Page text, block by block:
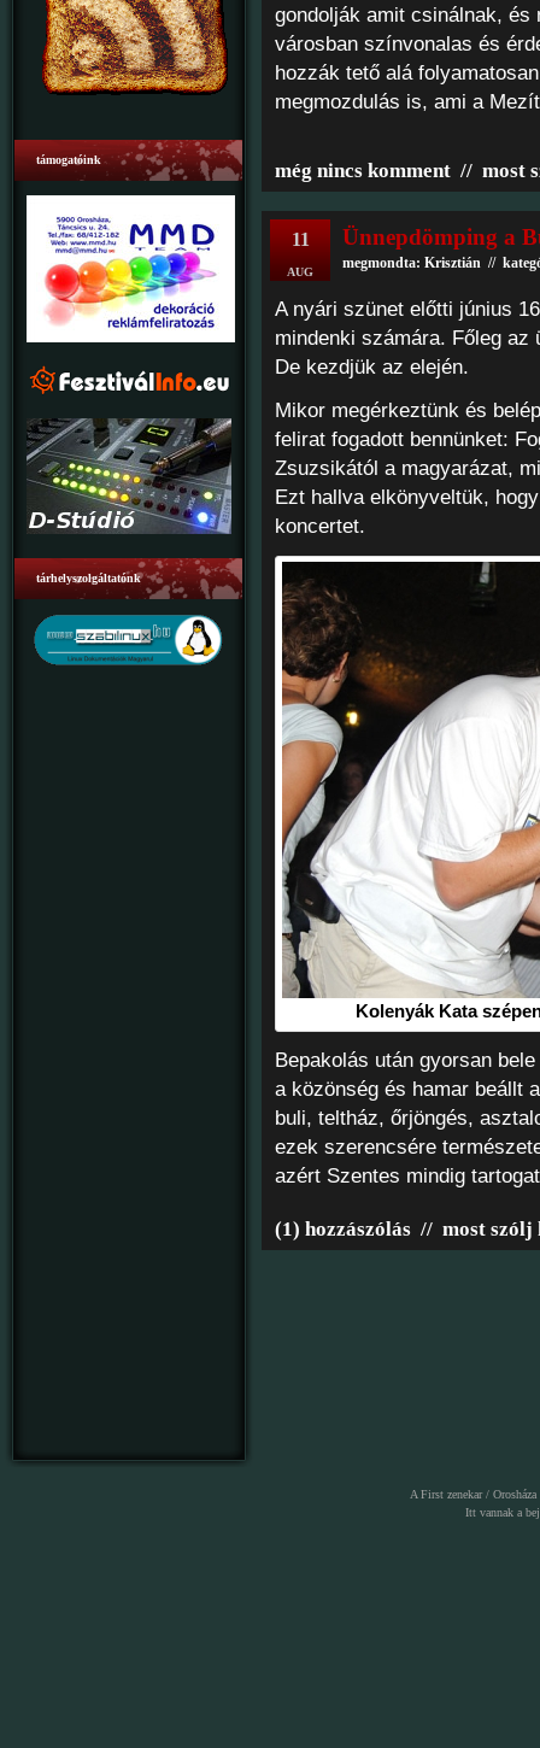
támogatóink
tárhelyszolgáltatónk
gondolják amit csinálnak,
városban színvonalas és
hozzák tető alá
megmozdulás is, ami a
még nincs komment // most
11
AUG
Ünnepdömping a
megmondta: Krisztián //
A nyári szünet előtti június
mindenki számára. Főleg
De kezdjük az elején.
Mikor megérkeztünk és
felirat fogadott bennünket:
Zsuzsikától a magyarázat,
Ezt hallva elkönyveltük,
koncertet.
Kolenyák Kata
Bepakolás után gyorsan
a közönség és hamar beállt
buli, teltház, őrjöngés,
ezek szerencsére
azért Szentes mindig
(1) hozzászólás // most szólj
A First zenekar /
Itt vannak a